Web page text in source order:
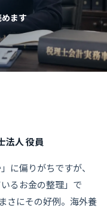
ます
法人 役員
に偏りがちですが、
るお金の整理」で
さにその好例。海外養